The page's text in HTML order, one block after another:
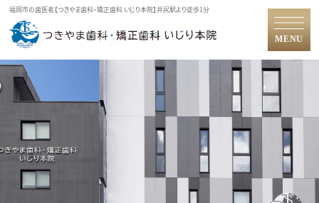
福岡市の歯医者【つきやま歯科・矯正歯科 いじり本院】井尻駅より徒歩1分
MENU